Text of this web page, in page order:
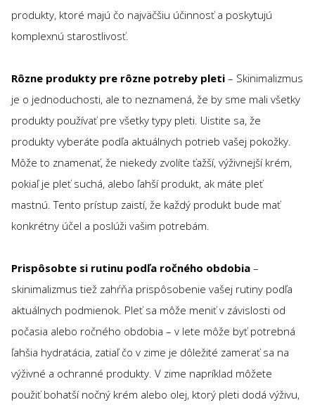
produkty, ktoré majú čo najväčšiu účinnosť a poskytujú
komplexnú starostlivosť.
Rôzne produkty pre rôzne potreby pleti – Skinimalizmus
je o jednoduchosti, ale to neznamená, že by sme mali všetky
produkty používať pre všetky typy pleti. Uistite sa, že
produkty vyberáte podľa aktuálnych potrieb vašej pokožky.
Môže to znamenať, že niekedy zvolíte ťažší, výživnejší krém,
pokiaľ je pleť suchá, alebo ľahší produkt, ak máte pleť
mastnú. Tento prístup zaistí, že každý produkt bude mať
konkrétny účel a poslúži vašim potrebám.
Prispôsobte si rutinu podľa ročného obdobia –
skinimalizmus tiež zahŕňa prispôsobenie vašej rutiny podľa
aktuálnych podmienok. Pleť sa môže meniť v závislosti od
počasia alebo ročného obdobia – v lete môže byť potrebná
ľahšia hydratácia, zatiaľ čo v zime je dôležité zamerať sa na
výživné a ochranné produkty. V zime napríklad môžete
použiť bohatší nočný krém alebo olej, ktorý pleti dodá výživu,